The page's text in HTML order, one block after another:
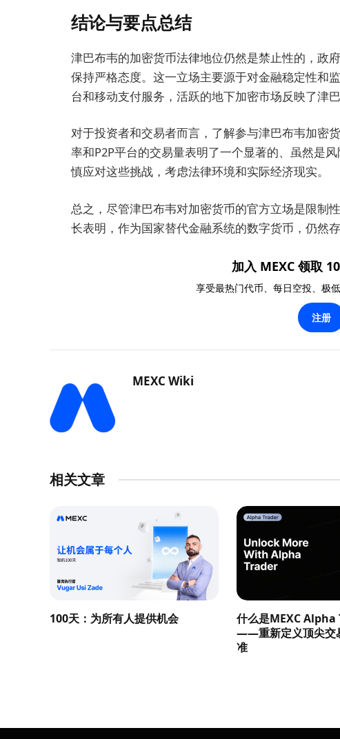
结论与要点总结
津巴布韦的加密货币法律地位仍然是禁止性的，政
保持严格态度。这一立场主要源于对金融稳定性和
台和移动支付服务，活跃的地下加密市场反映了津
对于投资者和交易者而言，了解参与津巴布韦加密
率和P2P平台的交易量表明了一个显著的、虽然是
慎应对这些挑战，考虑法律环境和实际经济现实。
总之，尽管津巴布韦对加密货币的官方立场是限制
长表明，作为国家替代金融系统的数字货币，仍然
加入 MEXC 领取
享受最热门代币、每日空投、极
注册
MEXC Wiki
相关文章
100天：为所有人提供机会
什么是MEXC Alpha
——重新定义顶尖交
准